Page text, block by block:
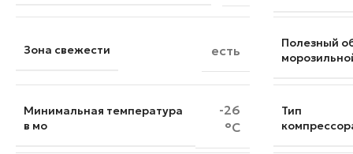
Зона свежести есть
Полезный
Минимальная температура
в мо
-26
°C
Тип